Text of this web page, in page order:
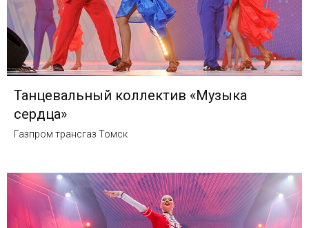
Танцевальный коллектив «Музыка
сердца»
Газпром трансгаз Томск